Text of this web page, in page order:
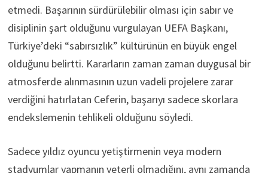
etmedi. Başarının sürdürülebilir olması için sabır ve
disiplinin şart olduğunu vurgulayan UEFA Başkanı,
Türkiye’deki “sabırsızlık” kültürünün en büyük engel
olduğunu belirtti. Kararların zaman zaman duygusal bir
atmosferde alınmasının uzun vadeli projelere zarar
verdiğini hatırlatan Ceferin, başarıyı sadece skorlara
endekslemenin tehlikeli olduğunu söyledi.
Sadece yıldız oyuncu yetiştirmenin veya modern
stadyumlar yapmanın yeterli olmadığını, aynı zamanda